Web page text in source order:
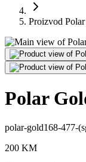
Proizvod
Polar
polar-gold168-477-
200 KM